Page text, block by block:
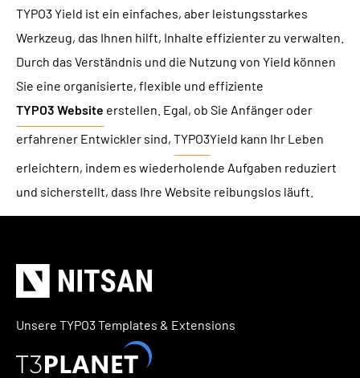
TYPO3 Yield ist ein einfaches, aber leistungsstarkes
Werkzeug, das Ihnen hilft, Inhalte effizienter zu verwalten.
Durch das Verständnis und die Nutzung von Yield können
Sie eine organisierte, flexible und effiziente
TYPO3 Website erstellen. Egal, ob Sie Anfänger oder
erfahrener Entwickler sind, TYPO3Yield kann Ihr Leben
erleichtern, indem es wiederholende Aufgaben reduziert
und sicherstellt, dass Ihre Website reibungslos läuft.
Unsere TYPO3 Templates & Extensions